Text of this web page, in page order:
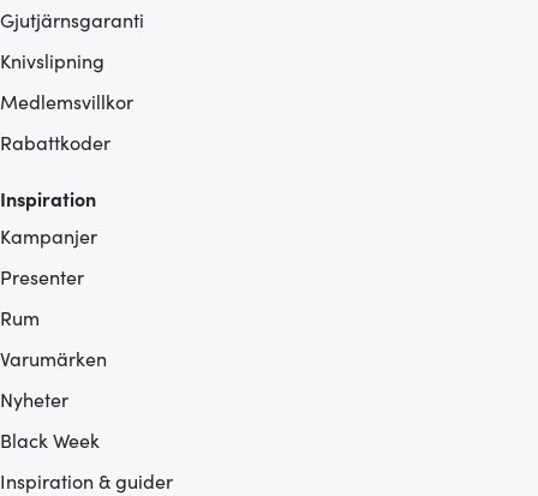
Gjutjärnsgaranti
Knivslipning
Medlemsvillkor
Rabattkoder
Inspiration
Kampanjer
Presenter
Rum
Varumärken
Nyheter
Black Week
Inspiration & guider